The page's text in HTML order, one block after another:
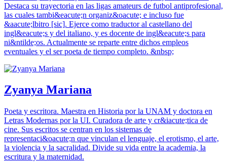
Destaca su trayectoria en las ligas amateurs de futbol antiprofesional,
las cuales tambi&eacute;n organiz&oacute; e incluso fue
&aacute;lbitro [sic]. Ejerce como traductor al castellano del
ingl&eacute;s y del italiano, y es docente de ingl&eacute;s para
ni&ntilde;os. Actualmente se reparte entre dichos empleos
eventuales y el ser poeta de tiempo completo. &nbsp;
Zyanya Mariana
Poeta y escritora. Maestra en Historia por la UNAM y doctora en
Letras Modernas por la UI. Curadora de arte y cr&iacute;tica de
cine. Sus escritos se centran en los sistemas de
representaci&oacute;n que vinculan el lenguaje, el erotismo, el arte,
la violencia y la sacralidad. Divide su vida entre la academia, la
escritura y la maternidad.